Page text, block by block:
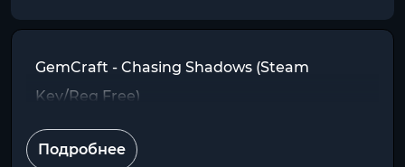
GemCraft - Chasing Shadows (Steam
Key/Reg Free)
Подробнее